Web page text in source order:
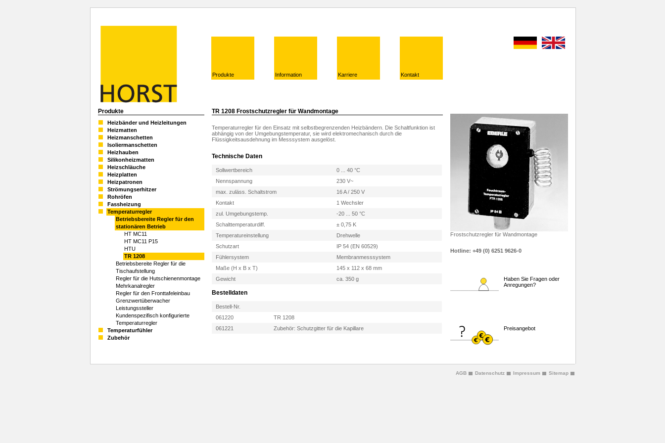
Produkte Information Karriere Kontakt
Produkte
Heizbänder und Heizleitungen
Heizmatten
Heizmanschetten
Isoliermanschetten
Heizhauben
Silikonheizmatten
Heizschläuche
Heizplatten
Heizpatronen
Strömungserhitzer
Rohröfen
Fassheizung
Temperaturregler
Betriebsbereite Regler für den
stationären Betrieb
HT MC11
HT MC11 P15
HTU
TR 1208
Betriebsbereite Regler für die
Tischaufstellung
Regler für die Hutschienenmontage
Mehrkanalregler
Regler für den Fronttafeleinbau
Grenzwertüberwacher
Leistungssteller
Kundenspezifisch konfigurierte
Temperaturregler
Temperaturfühler
Zubehör
TR 1208 Frostschutzregler für Wandmontage
Temperaturregler für den Einsatz mit selbstbegrenzenden Heizbändern. Die Schaltfunktion ist
abhängig von der Umgebungstemperatur, sie wird elektromechanisch durch die
Flüssigkeitsausdehnung im Messsystem ausgelöst.
Technische Daten
Sollwertbereich
0 ... 40 °C
Nennspannung
230 V~
max. zuläss. Schaltstrom
16 A / 250 V
Kontakt
1 Wechsler
zul. Umgebungstemp.
-20 ... 50 °C
Schalttemperaturdiff.
± 0,75 K
Temperatureinstellung
Drehwelle
Schutzart
IP 54 (EN 60529)
Fühlersystem
Membranmesssystem
Maße (H x B x T)
145 x 112 x 68 mm
Gewicht
ca. 350 g
Bestelldaten
Bestell-Nr.
061220
TR 1208
061221
Zubehör: Schutzgitter für die Kapillare
Frostschutzregler für Wandmontage
Hotline: +49 (0) 6251 9626-0
Haben Sie Fragen oder
Anregungen?
Preisangebot
AGB Datenschutz Impressum Sitemap